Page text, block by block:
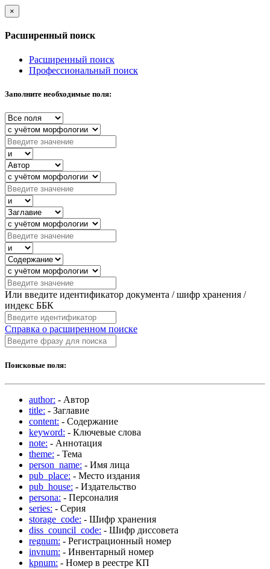
×
Расширенный поиск
Расширенный поиск
Профессиональный поиск
Заполните необходимые поля:
Или введите идентификатор документа / шифр хранения /
индекс ББК
Справка о расширенном поиске
Поисковые поля:
author: - Автор
title: - Заглавие
content: - Содержание
keyword: - Ключевые слова
note: - Аннотация
theme: - Тема
person_name: - Имя лица
pub_place: - Место издания
pub_house: - Издательство
persona: - Персоналия
series: - Серия
storage_code: - Шифр хранения
diss_council_code: - Шифр диссовета
regnum: - Регистрационный номер
invnum: - Инвентарный номер
kpnum: - Номер в реестре КП